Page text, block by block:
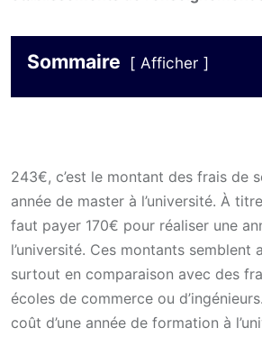
Sommaire Afficher
243€, c’est le montant des frais de
année de master à l’université. À
faut payer 170€ pour réaliser une
l’université. Ces montants semblent
surtout en comparaison avec des
écoles de commerce ou
coût d’une année de formation à